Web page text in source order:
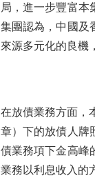
局，進一步豐富本
集團認為，中國及
來源多元化的良機
在放債業務方面，
章）下的放債人牌
債業務項下金高峰
業務以利息收入的